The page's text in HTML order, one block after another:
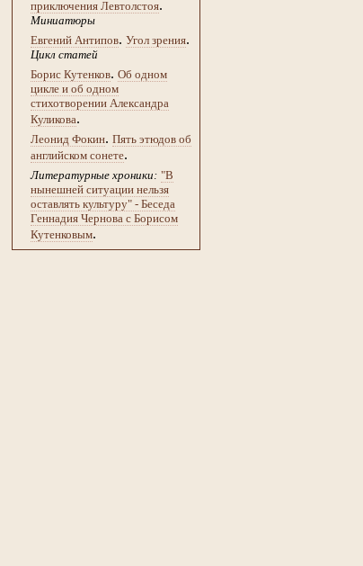
приключения Левтолстоя.
Миниатюры
Евгений Антипов. Угол зрения.
Цикл статей
Борис Кутенков. Об одном
цикле и об одном
стихотворении Александра
Куликова.
Леонид Фокин. Пять этюдов об
английском сонете.
Литературные хроники: "В
нынешней ситуации нельзя
оставлять культуру" - Беседа
Геннадия Чернова с Борисом
Кутенковым.